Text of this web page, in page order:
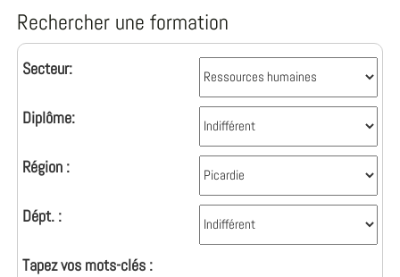
Rechercher une formation
Secteur:
Diplôme:
Région :
Dépt. :
Tapez vos mots-clés :